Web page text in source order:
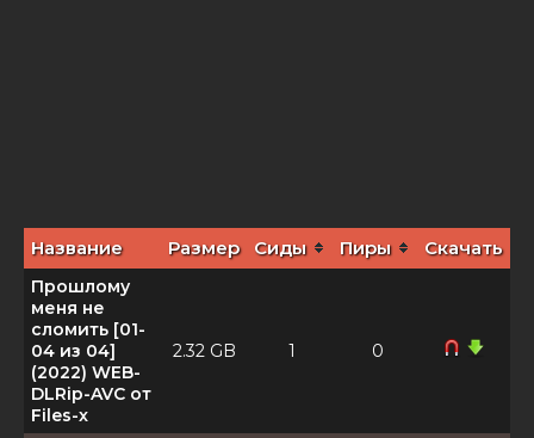
Название Размер Сиды Пиры Скачать
Прошлому
меня не
сломить [01-
04 из 04]
(2022) WEB-
DLRip-AVC от
Files-x
2.32 GB 1 0